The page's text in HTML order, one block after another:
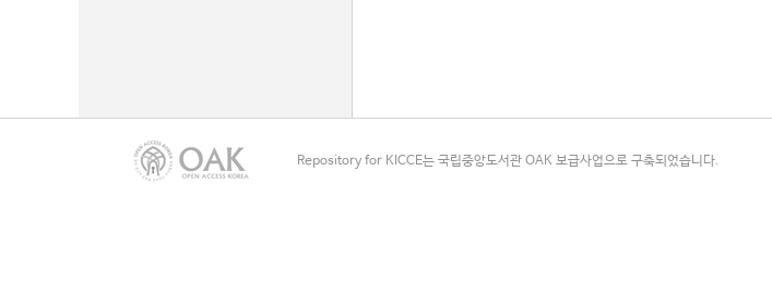
Repository for KICCE는 국립중앙도서관 OAK 보급사업으로 구축되었습니다.